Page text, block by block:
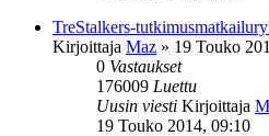
TreStalkers-
Kirjoittaja Maz » 19 Touko
0 Vastaukset
176009 Luettu
Uusin viesti Kirjoittaja
19 Touko 2014, 09:10